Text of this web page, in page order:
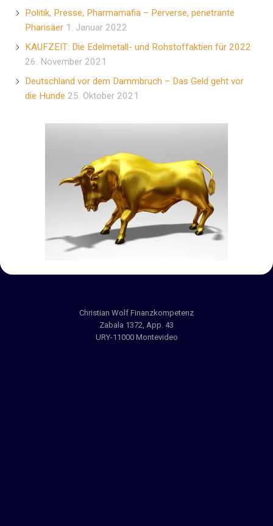
Politik, Presse, Pharmamafia – Perverse, penetrante
Pharisäer 1. Januar 2022
KAUFZEIT: Die Edelmetall- und Rohstoffaktien für 2022
26. November 2021
Deutschland vor dem Dammbruch – Das Geld geht vor
die Hunde 25. Oktober 2021
Christian Wolf Finanzkompetenz
Zabala 1372, App. 43
URY-11000 Montevideo